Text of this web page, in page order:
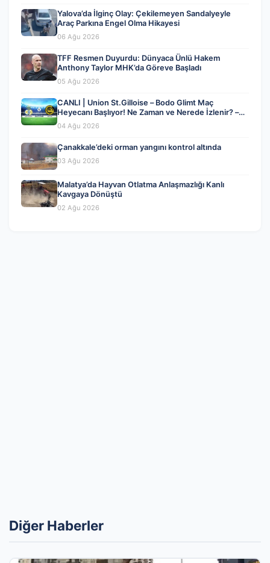
Yalova’da İlginç Olay: Çekilemeyen Sandalyeyle
Araç Parkına Engel Olma Hikayesi
06 Ağu 2026
TFF Resmen Duyurdu: Dünyaca Ünlü Hakem
Anthony Taylor MHK’da Göreve Başladı
05 Ağu 2026
CANLI | Union St.Gilloise – Bodo Glimt Maç
Heyecanı Başlıyor! Ne Zaman ve Nerede İzlenir? –
04 Ağustos 2026
04 Ağu 2026
Çanakkale’deki orman yangını kontrol altında
03 Ağu 2026
Malatya’da Hayvan Otlatma Anlaşmazlığı Kanlı
Kavgaya Dönüştü
02 Ağu 2026
Diğer Haberler